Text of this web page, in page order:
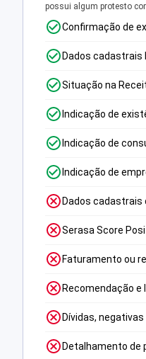
possui algum protesto
Confirmação de
Dados cadastrais
Situação na
Indicação de
Indicação de
Indicação de
Dados
Serasa Score
Faturamento ou
Recomendação
Dívidas,
Detalhamento de